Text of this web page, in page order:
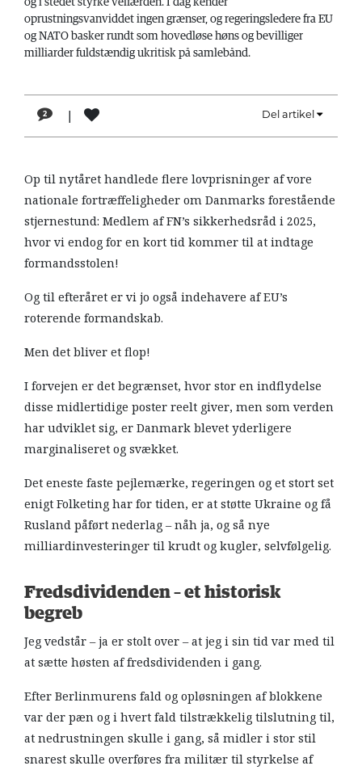
LÆSER
TIL
LÆSER
HISTORIE
OM
ARBEJDEREN
og i stedet styrke velfærden. I dag kender
oprustningsvanviddet ingen grænser, og regeringsledere fra EU
og NATO basker rundt som hovedløse høns og bevilliger
milliarder fuldstændig ukritisk på samlebånd.
2 | Del artikel
Op til nytåret handlede flere lovprisninger af vore
nationale fortræffeligheder om Danmarks forestående
stjernestund: Medlem af FN’s sikkerhedsråd i 2025,
hvor vi endog for en kort tid kommer til at indtage
formandsstolen!
Og til efteråret er vi jo også indehavere af EU’s
roterende formandskab.
Men det bliver et flop!
I forvejen er det begrænset, hvor stor en indflydelse
disse midlertidige poster reelt giver, men som verden
har udviklet sig, er Danmark blevet yderligere
marginaliseret og svækket.
Det eneste faste pejlemærke, regeringen og et stort set
enigt Folketing har for tiden, er at støtte Ukraine og få
Rusland påført nederlag – nåh ja, og så nye
milliardinvesteringer til krudt og kugler, selvfølgelig.
Fredsdividenden – et historisk
begreb
Jeg vedstår – ja er stolt over – at jeg i sin tid var med til
at sætte høsten af fredsdividenden i gang.
Efter Berlinmurens fald og opløsningen af blokkene
var der pæn og i hvert fald tilstrækkelig tilslutning til,
at nedrustningen skulle i gang, så midler i stor stil
snarest skulle overføres fra militær til styrkelse af